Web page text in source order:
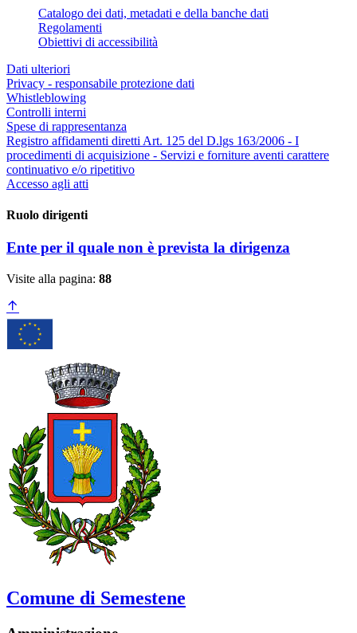
Catalogo dei dati, metadati e della banche dati
Regolamenti
Obiettivi di accessibilità
Dati ulteriori
Privacy - responsabile protezione dati
Whistleblowing
Controlli interni
Spese di rappresentanza
Registro affidamenti diretti Art. 125 del D.lgs 163/2006 - I
procedimenti di acquisizione - Servizi e forniture aventi carattere
continuativo e/o ripetitivo
Accesso agli atti
Ruolo dirigenti
Ente per il quale non è prevista la dirigenza
Visite alla pagina: 88
Comune di Semestene